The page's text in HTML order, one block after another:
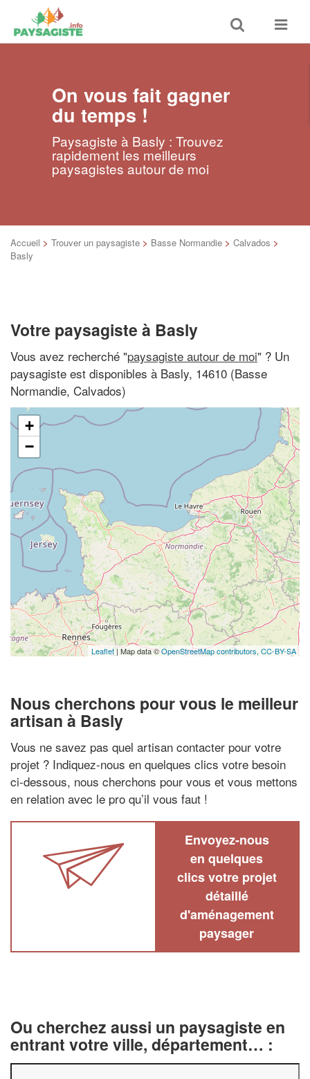
Toggle
search
Toggle
On vous fait gagner
du temps !
Paysagiste à Basly : Trouvez
rapidement les meilleurs
paysagistes autour de moi
Accueil > Trouver un paysagiste > Basse Normandie > Calvados >
Basly
Votre paysagiste à Basly
Vous avez recherché "paysagiste autour de moi" ? Un
paysagiste est disponibles à Basly, 14610 (Basse
Normandie, Calvados)
+
−
Leaflet | Map data ©OpenStreetMap contributors, CC-BY-SA
Nous cherchons pour vous le meilleur
artisan à Basly
Vous ne savez pas quel artisan contacter pour votre
projet ? Indiquez-nous en quelques clics votre besoin
ci-dessous, nous cherchons pour vous et vous mettons
en relation avec le pro qu’il vous faut !
Envoyez-nous
en quelques
clics votre projet
détaillé
d'aménagement
paysager
Ou cherchez aussi un paysagiste en
entrant votre ville, département… :